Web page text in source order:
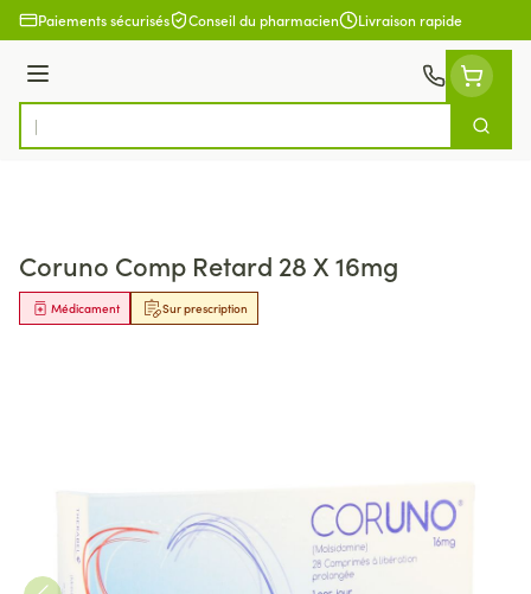
Aller au contenu
Paiements sécurisés Conseil du pharmacien Livraison rapide
Menu
Rechercher
Coruno Comp Retard 28 X 16mg
Sur prescription
Médicament